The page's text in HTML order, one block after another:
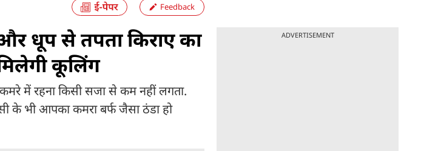
Feedback
धूप से तपता किराए का
कूलिंग
में रहना किसी सजा से कम नहीं लगता.
के भी आपका कमरा बर्फ जैसा ठंडा हो
ADVERTISEMENT